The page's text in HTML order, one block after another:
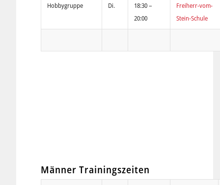
Hobbygruppe Di.
18:30 –
20:00
Freiherr-vom-
Stein-Schule
Männer Trainingszeiten